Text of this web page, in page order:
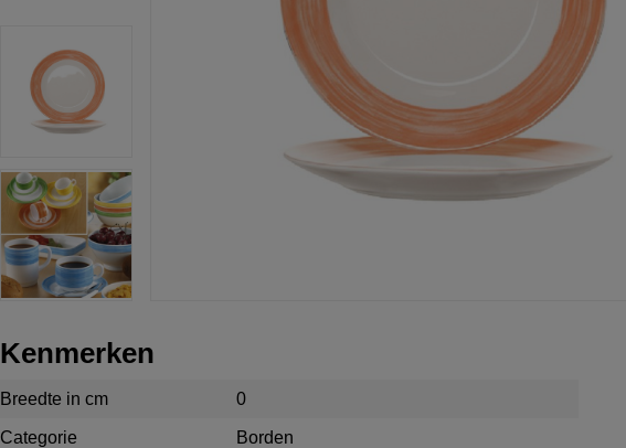
Kenmerken
Breedte in cm 0
Categorie Borden
Tuin en terras Horeca